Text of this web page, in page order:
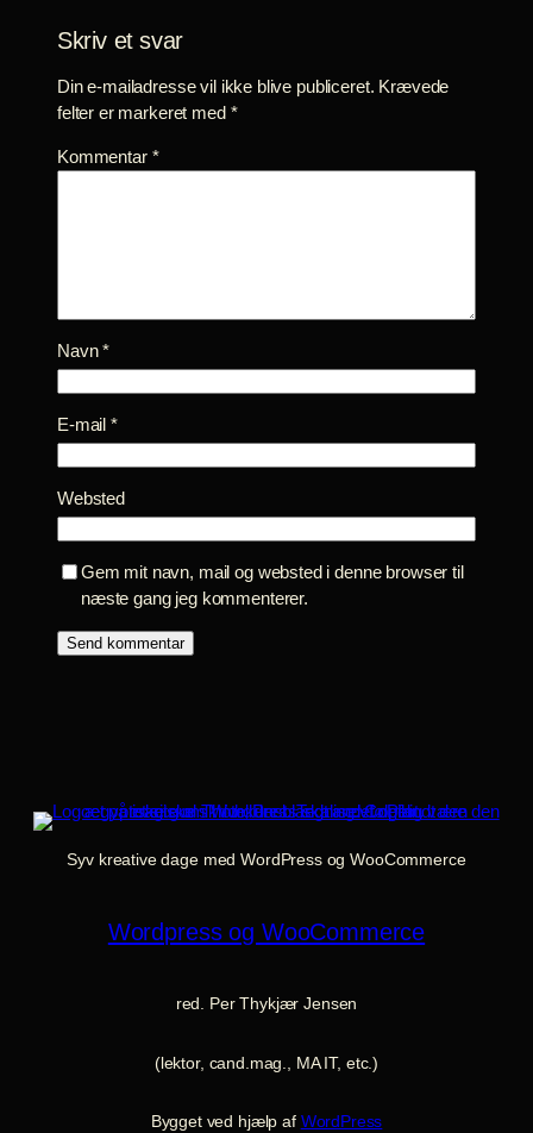
Skriv et svar
Din e-mailadresse vil ikke blive publiceret. Krævede
felter er markeret med *
Kommentar *
Navn*
E-mail *
Websted
Gem mit navn, mail og websted i denne browser til
næste gang jeg kommenterer.
Syv kreative dage med WordPress og WooCommerce
Wordpress og WooCommerce
red. Per Thykjær Jensen
(lektor, cand.mag., MA IT, etc.)
Bygget ved hjælp af WordPress